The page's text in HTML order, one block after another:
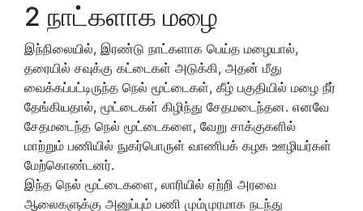
2 நாட்களாக மழை
இந்நிலையில், இரண்டு நாட்களாக பெய்த மழையால்,
தரையில் சவுக்கு கட்டைகள் அடுக்கி, அதன் மீது
வைக்கப்பட்டிருந்த நெல் மூட்டைகள், கீழ் பகுதியில் மழை நீர்
தேங்கியதால், மூட்டைகள் கிழிந்து சேதமடைந்தன. எனவே
சேதமடைந்த நெல் மூட்டைகளை, வேறு சாக்குகளில்
மாற்றும் பணியில் நுகர்பொருள் வாணிபக் கழக ஊழியர்கள்
மேற்கொண்டனர்.
இந்த நெல் மூட்டைகளை, லாரியில் ஏற்றி அரவை
ஆலைகளுக்கு அனுப்பும் பணி மும்முரமாக நடந்து